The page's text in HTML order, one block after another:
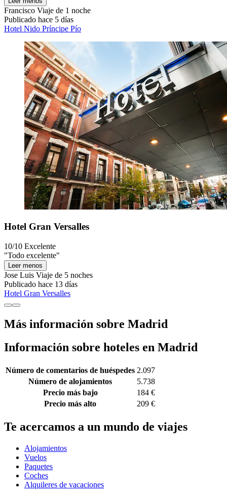
Francisco Viaje de 1 noche
Publicado hace 5 días
Hotel Nido Príncipe Pío
Hotel Gran Versalles
10/10 Excelente
"Todo excelente"
Leer menos
Jose Luis Viaje de 5 noches
Publicado hace 13 días
Hotel Gran Versalles
Más información sobre Madrid
Información sobre hoteles en Madrid
Número de comentarios de huéspedes 2.097
Número de alojamientos
5.738
Precio más bajo
184 €
Precio más alto
209 €
Te acercamos a un mundo de viajes
Alojamientos
Vuelos
Paquetes
Coches
Alquileres de vacaciones